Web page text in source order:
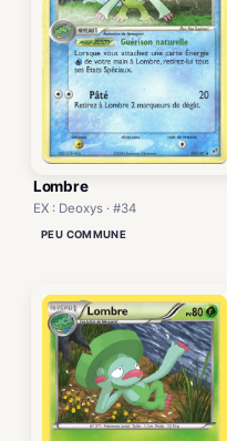
Lombre
EX : Deoxys · #34
PEU COMMUNE